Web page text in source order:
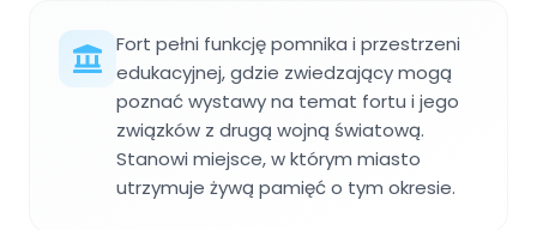
Fort pełni funkcję pomnika i przestrzeni
edukacyjnej, gdzie zwiedzający mogą
poznać wystawy na temat fortu i jego
związków z drugą wojną światową.
Stanowi miejsce, w którym miasto
utrzymuje żywą pamięć o tym okresie.